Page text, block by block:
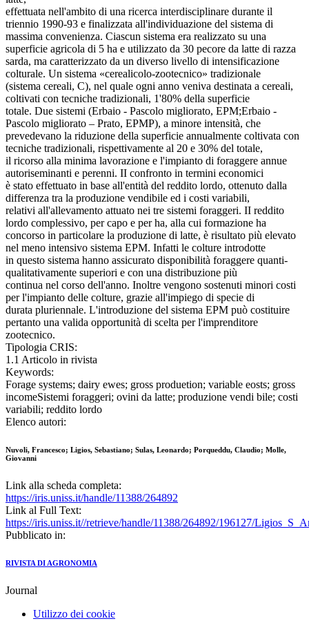
effettuata nell'ambito di una ricerca interdisciplinare durante il
triennio 1990-93 e finalizzata all'individuazione del sistema di
massima convenienza. Ciascun sistema era realizzato su una
superficie agricola di 5 ha e utilizzato da 30 pecore da latte di razza
sarda, ma caratterizzato da un diverso livello di intensificazione
colturale. Un sistema «cerealicolo-zootecnico» tradizionale
(sistema cereali, C), nel quale ogni anno veniva destinata a cereali,
coltivati con tecniche tradizionali, 1'80% della superficie
totale. Due sistemi (Erbaio - Pascolo migliorato, EPM;Erbaio -
Pascolo migliorato – Prato, EPMP), a minore intensità, che
prevedevano la riduzione della superficie annualmente coltivata con
tecniche tradizionali, rispettivamente al 20 e 30% del totale,
il ricorso alla minima lavorazione e l'impianto di foraggere annue
autoriseminanti e perenni. II confronto in termini economici
è stato effettuato in base all'entità del reddito lordo, ottenuto dalla
differenza tra la produzione vendibile ed i costi variabili,
relativi all'allevamento attuato nei tre sistemi foraggeri. II reddito
lordo complessivo, per capo e per ha, alla cui formazione ha
concorso in particolare la produzione di latte, è risultato più elevato
nel meno intensivo sistema EPM. Infatti le colture introdotte
in questo sistema hanno assicurato disponibilità foraggere quanti-
qualitativamente superiori e con una distribuzione più
continua nel corso dell'anno. Inoltre vengono sostenuti minori costi
per l'impianto delle colture, grazie all'impiego di specie di
durata pluriennale. L'introduzione del sistema EPM può costituire
pertanto una valida opportunità di scelta per l'imprenditore
zootecnico.
Tipologia CRIS:
1.1 Articolo in rivista
Keywords:
Forage systems; dairy ewes; gross produetion; variable eosts; gross
incomeSistemi foraggeri; ovini da latte; produzione vendi bile; costi
variabili; reddito lordo
Elenco autori:
Nuvoli, Francesco; Ligios, Sebastiano; Sulas, Leonardo; Porqueddu, Claudio; Molle,
Giovanni
Link alla scheda completa:
https://iris.uniss.it/handle/11388/264892
Link al Full Text:
https://iris.uniss.it//retrieve/handle/11388/264892/196127/
Pubblicato in:
RIVISTA DI AGRONOMIA
Journal
Utilizzo dei cookie